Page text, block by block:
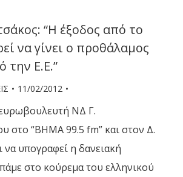
“Η έξοδος από το
να γίνει ο προθάλαμος
την Ε.Ε.”
11/02/2012
ΝΔ Γ.
στο “ΒΗΜΑ 99.5 fm” και στον Δ.
να υπογραφεί η δανειακή
στο κούρεμα του ελληνικού